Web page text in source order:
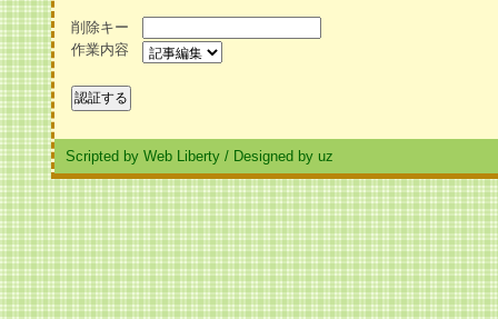
削除キー
作業内容
Scripted by Web Liberty / Designed by uz